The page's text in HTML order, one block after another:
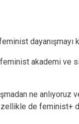
akademi ve
ne anlıyoruz
de feminist+